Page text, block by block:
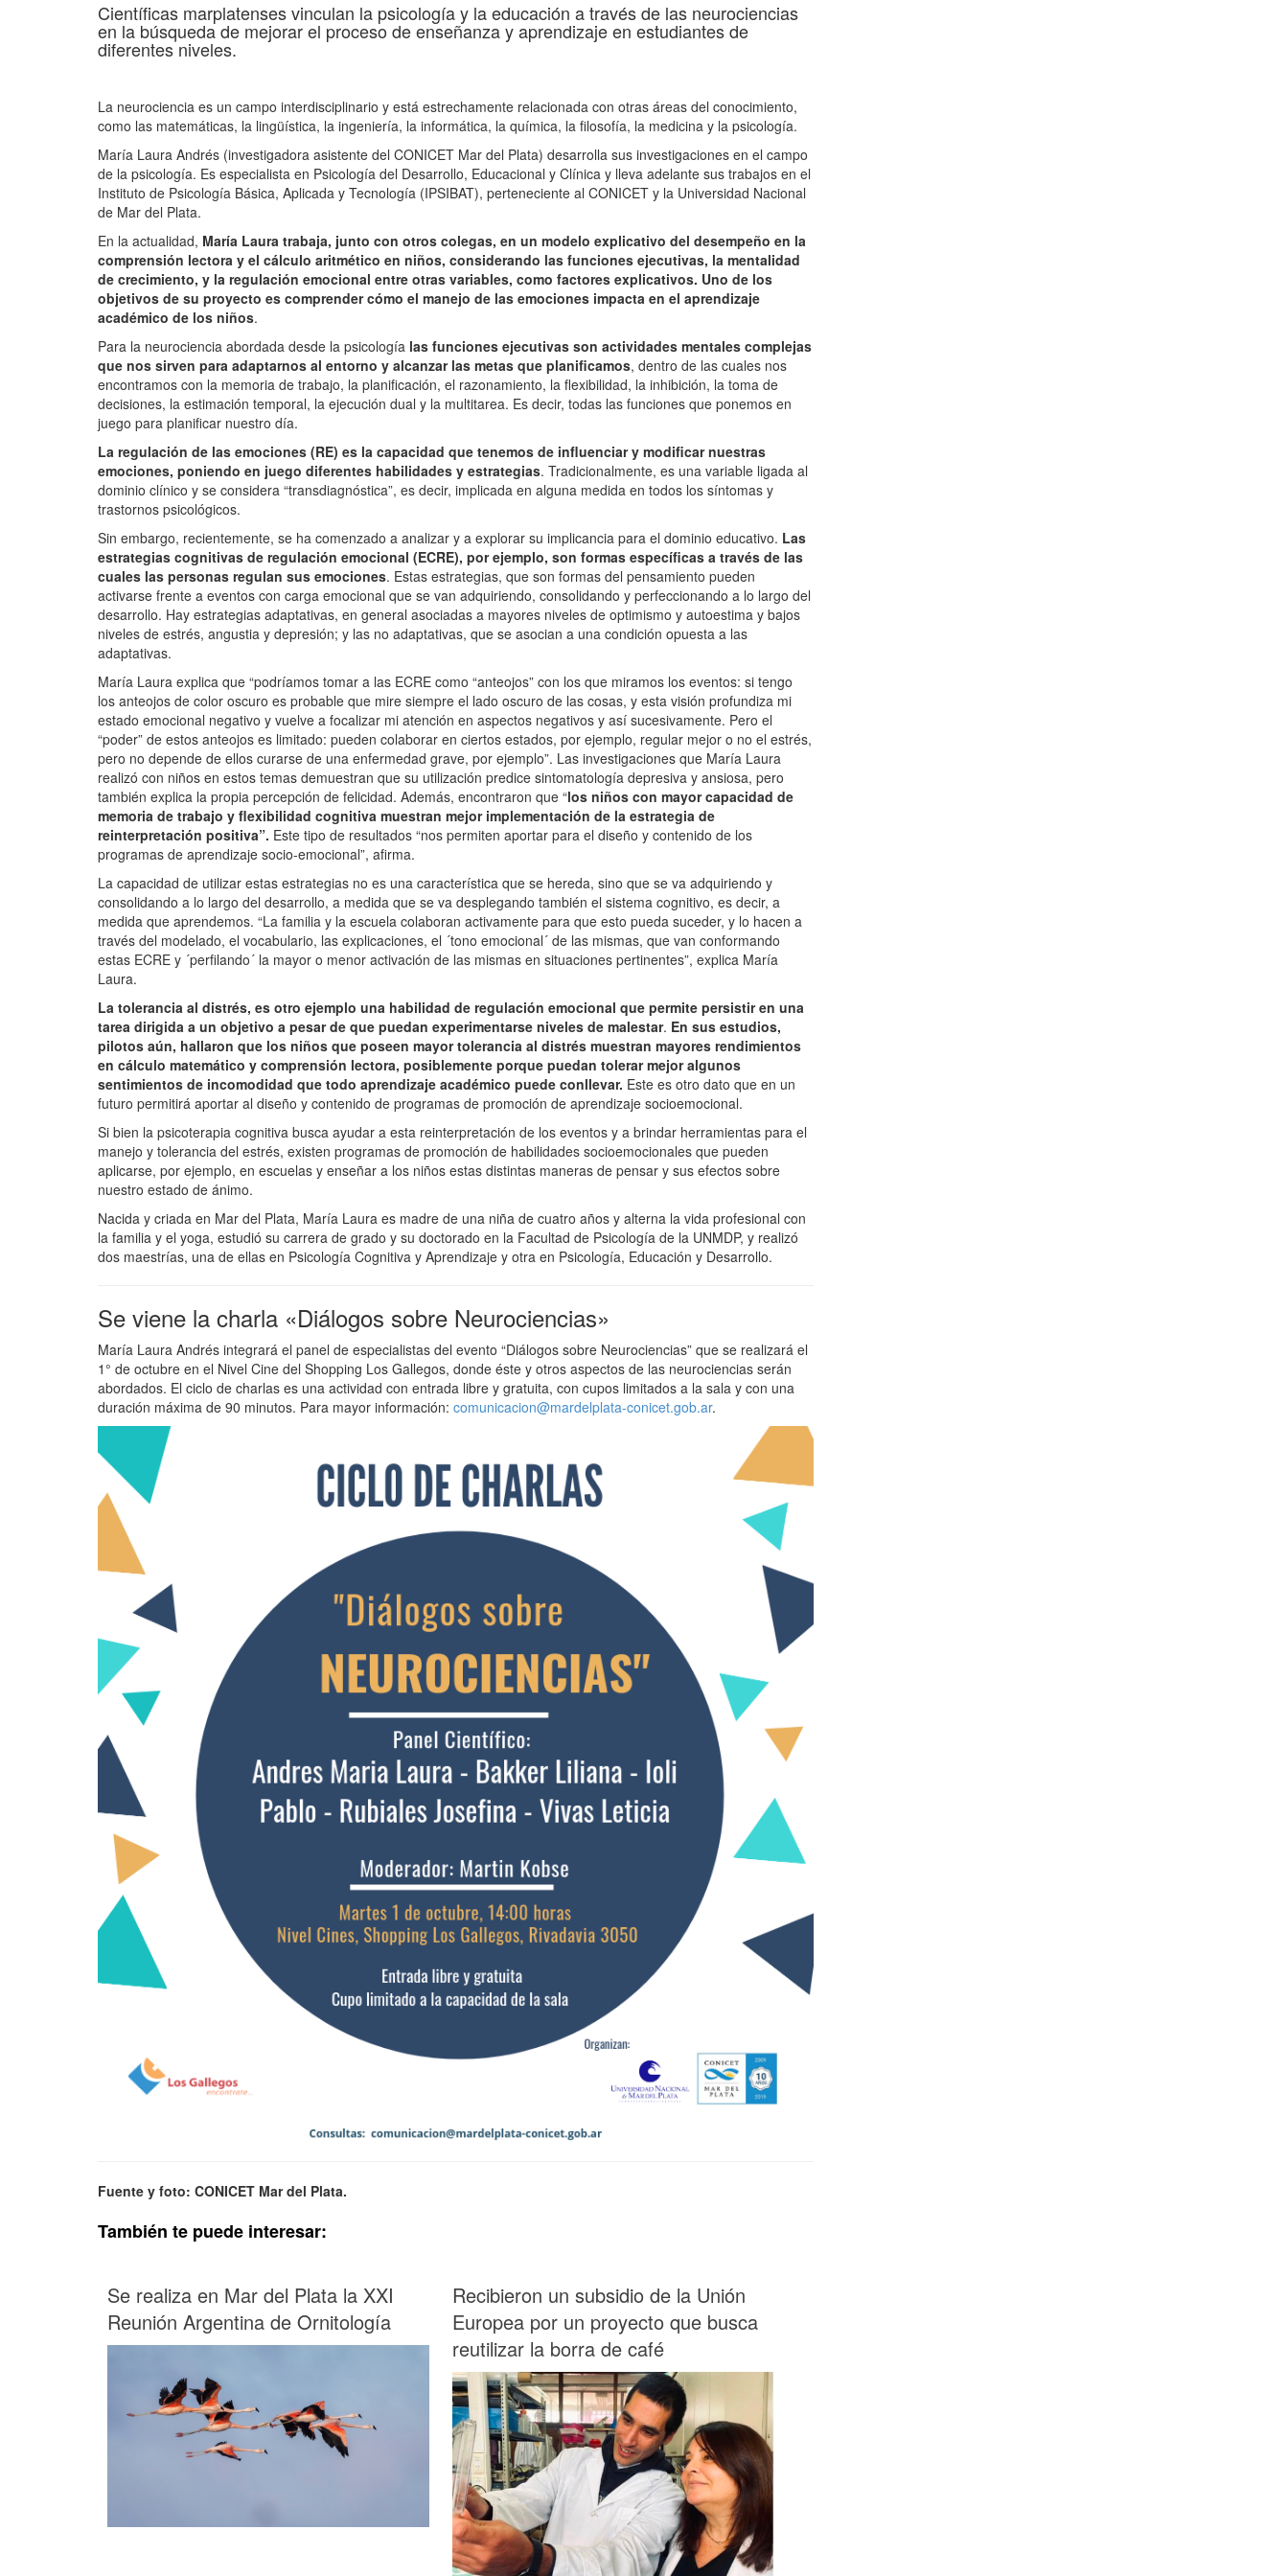
Científicas marplatenses vinculan la psicología y la educación a través de las neurociencias
en la búsqueda de mejorar el proceso de enseñanza y aprendizaje en estudiantes de
diferentes niveles.
La neurociencia es un campo interdisciplinario y está estrechamente relacionada con otras áreas del conocimiento,
como las matemáticas, la lingüística, la ingeniería, la informática, la química, la filosofía, la medicina y la psicología.
María Laura Andrés (investigadora asistente del CONICET Mar del Plata) desarrolla sus investigaciones en el campo
de la psicología. Es especialista en Psicología del Desarrollo, Educacional y Clínica y lleva adelante sus trabajos en el
Instituto de Psicología Básica, Aplicada y Tecnología (IPSIBAT), perteneciente al CONICET y la Universidad Nacional
de Mar del Plata.
En la actualidad, María Laura trabaja, junto con otros colegas, en un modelo explicativo del desempeño en la
comprensión lectora y el cálculo aritmético en niños, considerando las funciones ejecutivas, la mentalidad
de crecimiento, y la regulación emocional entre otras variables, como factores explicativos. Uno de los
objetivos de su proyecto es comprender cómo el manejo de las emociones impacta en el aprendizaje
académico de los niños.
Para la neurociencia abordada desde la psicología las funciones ejecutivas son actividades mentales complejas
que nos sirven para adaptarnos al entorno y alcanzar las metas que planificamos, dentro de las cuales nos
encontramos con la memoria de trabajo, la planificación, el razonamiento, la flexibilidad, la inhibición, la toma de
decisiones, la estimación temporal, la ejecución dual y la multitarea. Es decir, todas las funciones que ponemos en
juego para planificar nuestro día.
La regulación de las emociones (RE) es la capacidad que tenemos de influenciar y modificar nuestras
emociones, poniendo en juego diferentes habilidades y estrategias. Tradicionalmente, es una variable ligada al
dominio clínico y se considera “transdiagnóstica”, es decir, implicada en alguna medida en todos los síntomas y
trastornos psicológicos.
Sin embargo, recientemente, se ha comenzado a analizar y a explorar su implicancia para el dominio educativo. Las
estrategias cognitivas de regulación emocional (ECRE), por ejemplo, son formas específicas a través de las
cuales las personas regulan sus emociones. Estas estrategias, que son formas del pensamiento pueden
activarse frente a eventos con carga emocional que se van adquiriendo, consolidando y perfeccionando a lo largo del
desarrollo. Hay estrategias adaptativas, en general asociadas a mayores niveles de optimismo y autoestima y bajos
niveles de estrés, angustia y depresión; y las no adaptativas, que se asocian a una condición opuesta a las
adaptativas.
María Laura explica que “podríamos tomar a las ECRE como “anteojos” con los que miramos los eventos: si tengo
los anteojos de color oscuro es probable que mire siempre el lado oscuro de las cosas, y esta visión profundiza mi
estado emocional negativo y vuelve a focalizar mi atención en aspectos negativos y así sucesivamente. Pero el
“poder” de estos anteojos es limitado: pueden colaborar en ciertos estados, por ejemplo, regular mejor o no el estrés,
pero no depende de ellos curarse de una enfermedad grave, por ejemplo”. Las investigaciones que María Laura
realizó con niños en estos temas demuestran que su utilización predice sintomatología depresiva y ansiosa, pero
también explica la propia percepción de felicidad. Además, encontraron que “los niños con mayor capacidad de
memoria de trabajo y flexibilidad cognitiva muestran mejor implementación de la estrategia de
reinterpretación positiva”. Este tipo de resultados “nos permiten aportar para el diseño y contenido de los
programas de aprendizaje socio-emocional”, afirma.
La capacidad de utilizar estas estrategias no es una característica que se hereda, sino que se va adquiriendo y
consolidando a lo largo del desarrollo, a medida que se va desplegando también el sistema cognitivo, es decir, a
medida que aprendemos. “La familia y la escuela colaboran activamente para que esto pueda suceder, y lo hacen a
través del modelado, el vocabulario, las explicaciones, el ´tono emocional´ de las mismas, que van conformando
estas ECRE y ´perfilando´ la mayor o menor activación de las mismas en situaciones pertinentes”, explica María
Laura.
La tolerancia al distrés, es otro ejemplo una habilidad de regulación emocional que permite persistir en una
tarea dirigida a un objetivo a pesar de que puedan experimentarse niveles de malestar. En sus estudios,
pilotos aún, hallaron que los niños que poseen mayor tolerancia al distrés muestran mayores rendimientos
en cálculo matemático y comprensión lectora, posiblemente porque puedan tolerar mejor algunos
sentimientos de incomodidad que todo aprendizaje académico puede conllevar. Este es otro dato que en un
futuro permitirá aportar al diseño y contenido de programas de promoción de aprendizaje socioemocional.
Si bien la psicoterapia cognitiva busca ayudar a esta reinterpretación de los eventos y a brindar herramientas para el
manejo y tolerancia del estrés, existen programas de promoción de habilidades socioemocionales que pueden
aplicarse, por ejemplo, en escuelas y enseñar a los niños estas distintas maneras de pensar y sus efectos sobre
nuestro estado de ánimo.
Nacida y criada en Mar del Plata, María Laura es madre de una niña de cuatro años y alterna la vida profesional con
la familia y el yoga, estudió su carrera de grado y su doctorado en la Facultad de Psicología de la UNMDP, y realizó
dos maestrías, una de ellas en Psicología Cognitiva y Aprendizaje y otra en Psicología, Educación y Desarrollo.
Se viene la charla «Diálogos sobre Neurociencias»
María Laura Andrés integrará el panel de especialistas del evento “Diálogos sobre Neurociencias” que se realizará el
1° de octubre en el Nivel Cine del Shopping Los Gallegos, donde éste y otros aspectos de las neurociencias serán
abordados. El ciclo de charlas es una actividad con entrada libre y gratuita, con cupos limitados a la sala y con una
duración máxima de 90 minutos. Para mayor información: comunicacion@mardelplata-conicet.gob.ar.
Fuente y foto: CONICET Mar del Plata.
También te puede interesar:
Se realiza en Mar del Plata la XXI
Reunión Argentina de Ornitología
Recibieron un subsidio de la Unión
Europea por un proyecto que busca
reutilizar la borra de café